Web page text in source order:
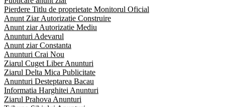
Pierdere Titlu de proprietate Monitorul Oficial
Anunt Ziar Autorizatie Construire
Anunt ziar Autorizatie Mediu
Anunturi Adevarul
Anunt ziar Constanta
Anunturi Crai Nou
Ziarul Cuget Liber Anunturi
Ziarul Delta Mica Publicitate
Anunturi Desteptarea Bacau
Informatia Harghitei Anunturi
Ziarul Prahova Anunturi